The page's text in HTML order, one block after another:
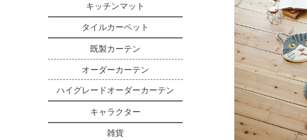
キッチンマット
タイルカーペット
既製カーテン
オーダーカーテン
ハイグレードオーダーカーテン
キャラクター
雑貨